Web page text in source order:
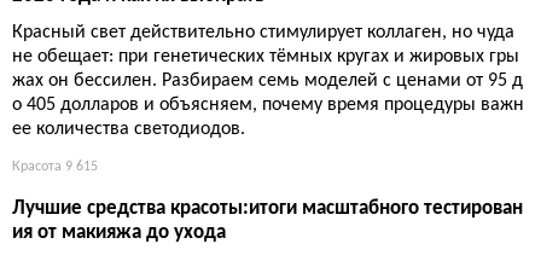
Красный свет действительно стимулирует коллаген, но чуда
не обещает: при генетических тёмных кругах и жировых гры
жах он бессилен. Разбираем семь моделей с ценами от 95 д
о 405 долларов и объясняем, почему время процедуры важн
ее количества светодиодов.
Красота 9 615
Лучшие средства красоты:итоги масштабного тестирован
ия от макияжа до ухода